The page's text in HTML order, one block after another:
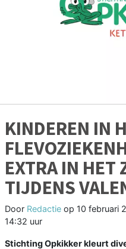
KINDEREN IN
EXTRA IN HET
TIJDENS
Door Redactie op 10 februari
14:32 uur
Stichting Opkikker kleurt